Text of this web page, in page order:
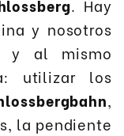
. Hay
y nosotros
y al mismo
utilizar los
,
la pendiente